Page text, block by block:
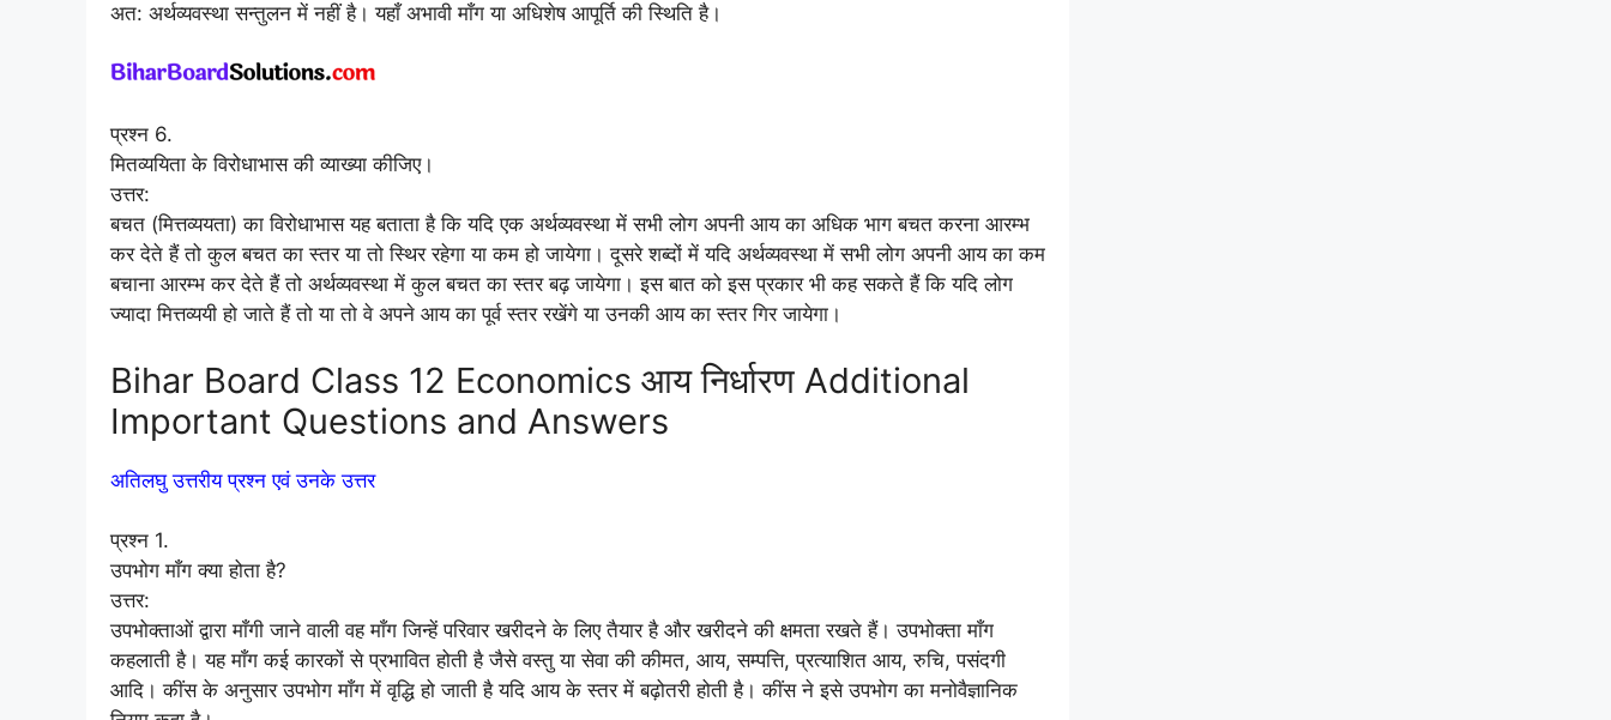
अत: अर्थव्यवस्था सन्तुलन में नहीं है। यहाँ अभावी माँग या अधिशेष आपूर्ति की स्थिति है।
प्रश्न 6.
मितव्ययिता के विरोधाभास की व्याख्या कीजिए।
उत्तर:
बचत (मित्तव्ययता) का विरोधाभास यह बताता है कि यदि एक अर्थव्यवस्था में सभी लोग अपनी आय का अधिक भाग बचत करना आरम्भ
कर देते हैं तो कुल बचत का स्तर या तो स्थिर रहेगा या कम हो जायेगा। दूसरे शब्दों में यदि अर्थव्यवस्था में सभी लोग अपनी आय का कम
बचाना आरम्भ कर देते हैं तो अर्थव्यवस्था में कुल बचत का स्तर बढ़ जायेगा। इस बात को इस प्रकार भी कह सकते हैं कि यदि लोग
ज्यादा मित्तव्ययी हो जाते हैं तो या तो वे अपने आय का पूर्व स्तर रखेंगे या उनकी आय का स्तर गिर जायेगा।
Bihar Board Class 12 Economics आय निर्धारण Additional
Important Questions and Answers
अतिलघु उत्तरीय प्रश्न एवं उनके उत्तर
प्रश्न 1.
उपभोग माँग क्या होता है?
उत्तर:
उपभोक्ताओं द्वारा माँगी जाने वाली वह माँग जिन्हें परिवार खरीदने के लिए तैयार है और खरीदने की क्षमता रखते हैं। उपभोक्ता माँग
कहलाती है। यह माँग कई कारकों से प्रभावित होती है जैसे वस्तु या सेवा की कीमत, आय, सम्पत्ति, प्रत्याशित आय, रुचि, पसंदगी
आदि। कींस के अनुसार उपभोग माँग में वृद्धि हो जाती है यदि आय के स्तर में बढ़ोतरी होती है। कींस ने इसे उपभोग का मनोवैज्ञानिक